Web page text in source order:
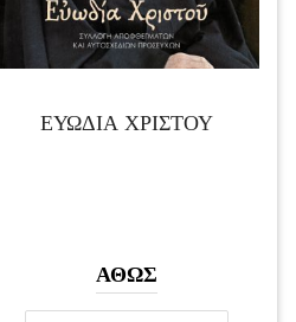
ΕΥΩΔΙΑ ΧΡΙΣΤΟΥ
ΑΘΩΣ